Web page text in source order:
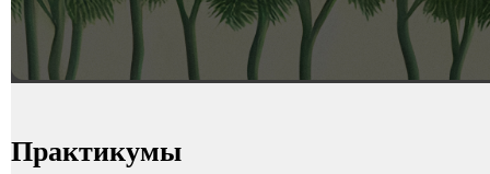
Практикумы